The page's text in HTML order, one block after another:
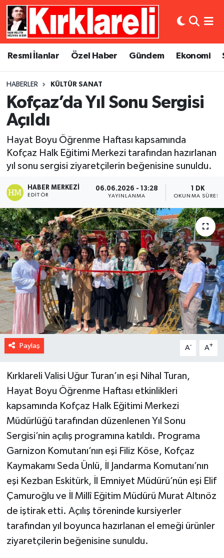
Resmi İlanlar Özel Haber Gündem Ekonomi
HABERLER KÜLTÜR SANAT
Kofçaz’da Yıl Sonu Sergisi
Açıldı
Hayat Boyu Öğrenme Haftası kapsamında
Kofçaz Halk Eğitimi Merkezi tarafından hazırlanan
yıl sonu sergisi ziyaretçilerin beğenisine sunuldu.
HABER MERKEZI
EDITÖR
06.06.2026 - 13:28
YAYINLANMA
1 DK
OKUNMA SÜRESI
Paylaş A- A+
Kırklareli Valisi Uğur Turan’ın eşi Nihal Turan,
Hayat Boyu Öğrenme Haftası etkinlikleri
kapsamında Kofçaz Halk Eğitimi Merkezi
Müdürlüğü tarafından düzenlenen Yıl Sonu
Sergisi’nin açılış programına katıldı. Programa
Garnizon Komutanı’nın eşi Filiz Köse, Kofçaz
Kaymakamı Seda Ünlü, İl Jandarma Komutanı’nın
eşi Kezban Eskitürk, İl Emniyet Müdürü’nün eşi Elif
Çamuroğlu ve İl Millî Eğitim Müdürü Murat Altınöz
de iştirak etti. Açılış töreninde kursiyerler
tarafından yıl boyunca hazırlanan el emeği ürünler
ziyaretçilerin beğenisine sunuldu.
Resmi İlanlar
Gündem
Ekonomi
Siyaset
Spor
Asayiş
Dünya
Eğitim
Kültür Sanat
Magazin
Medya
Sağlık
Künye
Gizlilik Sözleşmesi
Merkez Nöbetçi Eczaneler
Merkez Trafik Yoğunluk Haritası
Süper Lig Puan Durumu ve Fikstür
Tüm Manşetler
Son Dakika Haberleri
Haber Arşivi